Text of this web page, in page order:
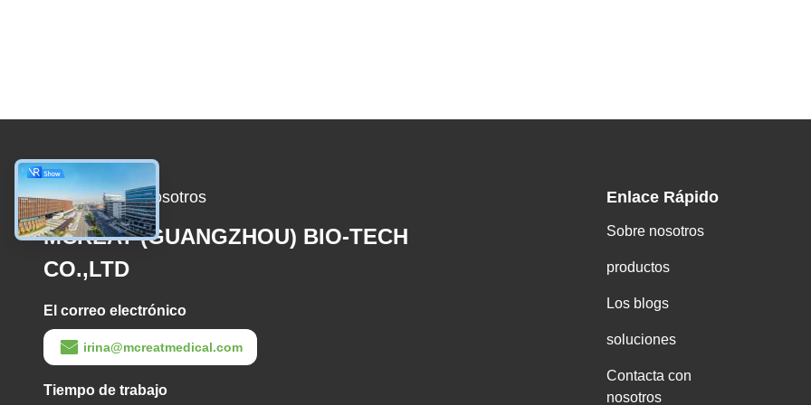
Contacta con nosotros
MCREAT (GUANGZHOU) BIO-TECH
CO.,LTD
El correo electrónico
irina@mcreatmedical.com
Tiempo de trabajo
Enlace Rápido
Sobre nosotros
productos
Los blogs
soluciones
Contacta con
nosotros